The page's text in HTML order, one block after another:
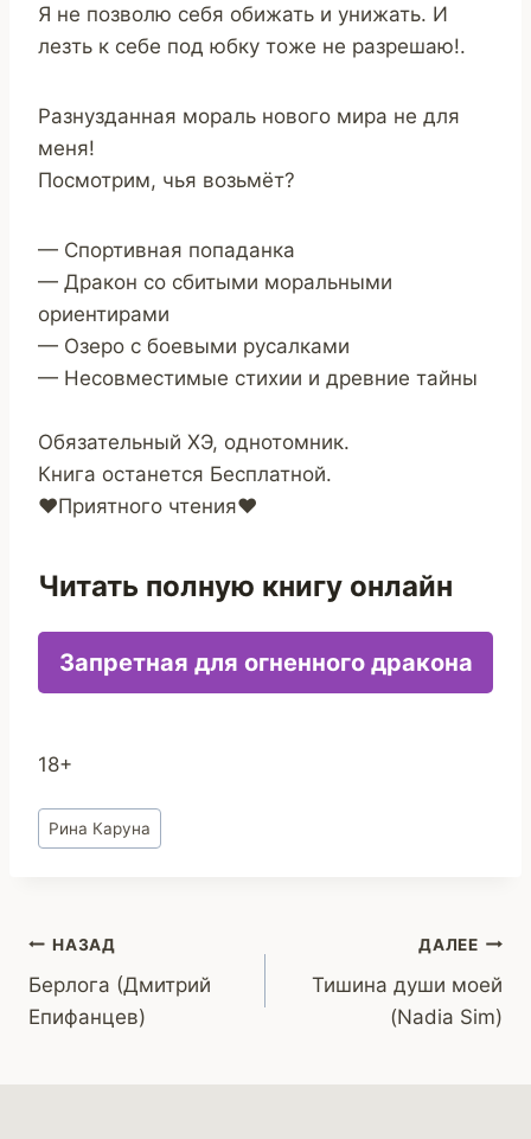
Я не позволю себя обижать и унижать. И
лезть к себе под юбку тоже не разрешаю!.
Разнузданная мораль нового мира не для
меня!
Посмотрим, чья возьмёт?
— Спортивная попаданка
— Дракон со сбитыми моральными
ориентирами
— Озеро с боевыми русалками
— Несовместимые стихии и древние тайны
Обязательный ХЭ, однотомник.
Книга останется Бесплатной.
❤️Приятного чтения❤️
Читать полную книгу онлайн
Запретная для огненного дракона
18+
Метки
записи:
Рина Каруна
Навигация
по
записям
НАЗАД
Берлога (Дмитрий
Епифанцев)
ДАЛЕЕ
Тишина души моей
(Nadia Sim)